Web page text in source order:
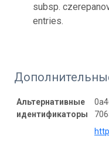
subsp.
entries.
Альтернативные
идентификаторы